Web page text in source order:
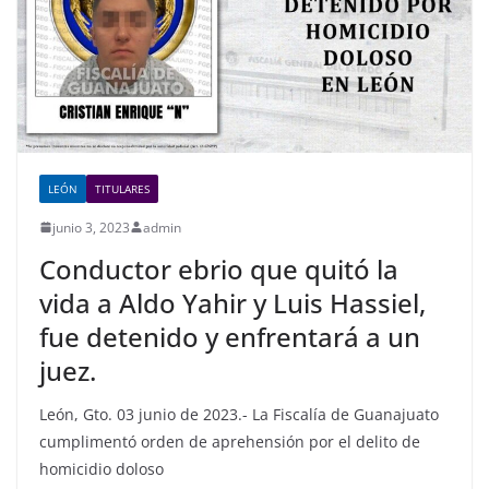
k
LEÓN TITULARES
junio 3, 2023 admin
Conductor ebrio que quitó la
vida a Aldo Yahir y Luis Hassiel,
fue detenido y enfrentará a un
juez.
León, Gto. 03 junio de 2023.- La Fiscalía de Guanajuato
cumplimentó orden de aprehensión por el delito de
homicidio doloso